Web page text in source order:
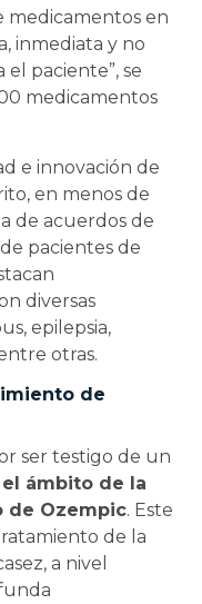
medicamentos en
inmediata y no
el paciente”, se
medicamentos
e innovación de
en menos de
de acuerdos de
pacientes de
diversas
epilepsia,
otras.
de
ser testigo de un
ámbito de la
de Ozempic. Este
de la
a nivel